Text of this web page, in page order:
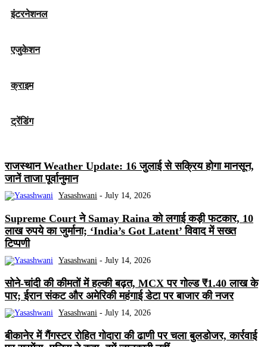
इंटरनेशनल
एजुकेशन
क्राइम
ट्रेंडिंग
राजस्थान Weather Update: 16 जुलाई से सक्रिय होगा मानसून,
जानें ताजा पूर्वानुमान
Yasashwani - July 14, 2026
Supreme Court ने Samay Raina को लगाई कड़ी फटकार, 10
लाख रुपये का जुर्माना; ‘India’s Got Latent’ विवाद में सख्त
टिप्पणी
Yasashwani - July 14, 2026
सोने-चांदी की कीमतों में हल्की बढ़त, MCX पर गोल्ड ₹1.40 लाख के
पार; ईरान संकट और अमेरिकी महंगाई डेटा पर बाजार की नजर
Yasashwani - July 14, 2026
बीकानेर में गैंगस्टर रोहित गोदारा की ढाणी पर चला बुलडोजर, कार्रवाई